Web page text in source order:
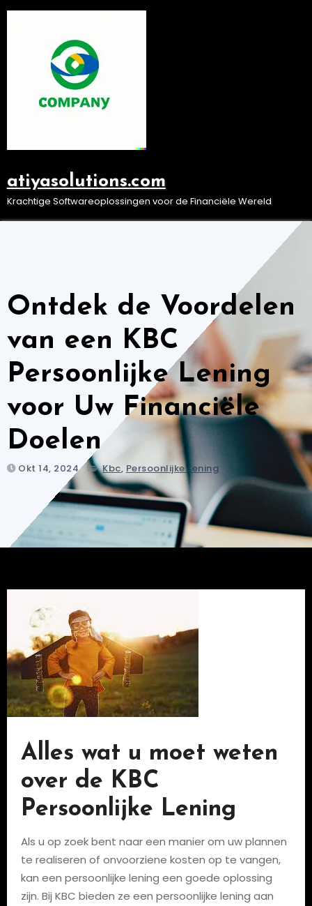
Ga
atiyasolutions.com
Krachtige Softwareoplossingen voor de Financiële Wereld
Ontdek de Voordelen
van een KBC
Persoonlijke Lening
voor Uw Financiële
Doelen
Okt 14, 2024 Kbc, Persoonlijke Lening
Alles wat u moet weten
over de KBC
Persoonlijke Lening
Als u op zoek bent naar een manier om uw plannen
te realiseren of onvoorziene kosten op te vangen,
kan een persoonlijke lening een goede oplossing
zijn. Bij KBC bieden ze een persoonlijke lening aan